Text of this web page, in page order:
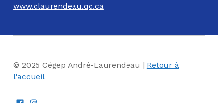
www.claurendeau.qc.ca
© 2025 Cégep André-Laurendeau | Retour à
l'accueil
FacebookInstagram